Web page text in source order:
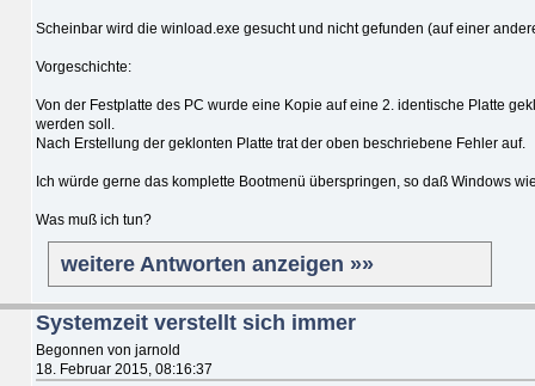
Scheinbar wird die winload.exe gesucht und nicht gefunden (auf einer
Vorgeschichte:
Von der Festplatte des PC wurde eine Kopie auf eine 2. identische Platte
werden soll.
Nach Erstellung der geklonten Platte trat der oben beschriebene Fehler auf.
Ich würde gerne das komplette Bootmenü überspringen, so daß Windows
Was muß ich tun?
weitere Antworten anzeigen »»
Systemzeit verstellt sich immer
Begonnen von jarnold
18. Februar 2015, 08:16:37